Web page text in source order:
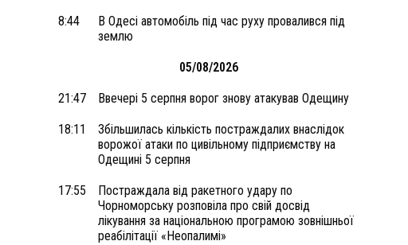
8:44
В Одесі автомобіль під час руху провалився під
землю
05/08/2026
21:47 Ввечері 5 серпня ворог знову атакував Одещину
18:11
Збільшилась кількість постраждалих внаслідок
ворожої атаки по цивільному підприємству на
Одещині 5 серпня
17:55
Постраждала від ракетного удару по
Чорноморську розповіла про свій досвід
лікування за національною програмою зовнішньої
реабілітації «Неопалимі»